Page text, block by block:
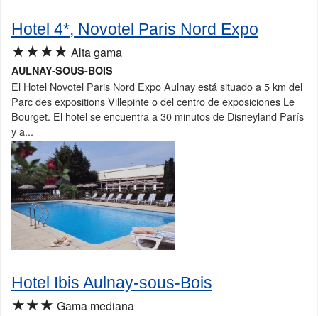
Hotel 4*, Novotel Paris Nord Expo
★★★★ Alta gama
AULNAY-SOUS-BOIS
El Hotel Novotel Paris Nord Expo Aulnay está situado a 5 km del
Parc des expositions Villepinte o del centro de exposiciones Le
Bourget. El hotel se encuentra a 30 minutos de Disneyland París
y a...
Hotel Ibis Aulnay-sous-Bois
★★★ Gama mediana